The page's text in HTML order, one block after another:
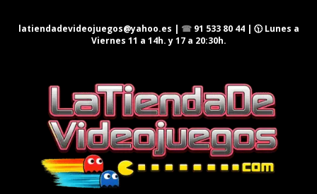
latiendadevideojuegos@yahoo.es | ☎ 91 533 80 44| 🕦 Lunes a
Viernes 11 a 14h. y 17 a 20:30h.